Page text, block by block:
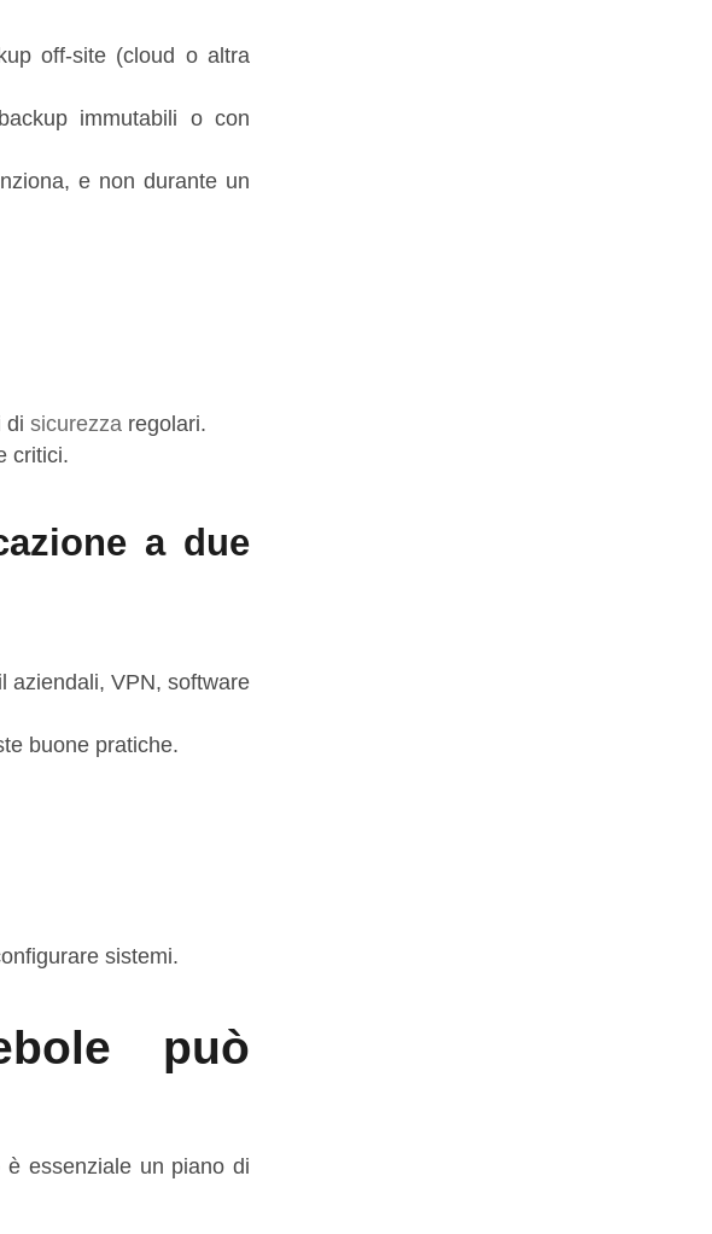
off‑site (cloud o altra
immutabili o con
e non durante un
di sicurezza regolari.
critici.
a due
aziendali, VPN, software
buone pratiche.
sistemi.
può
essenziale un piano di